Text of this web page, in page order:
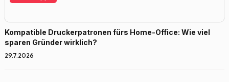
Kompatible Druckerpatronen fürs Home-Office: Wie viel
sparen Gründer wirklich?
29.7.2026